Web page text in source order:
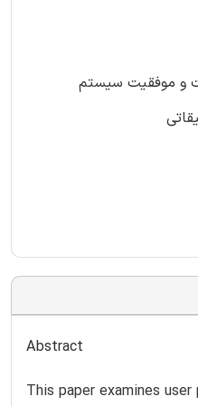
Abstract
This paper examines